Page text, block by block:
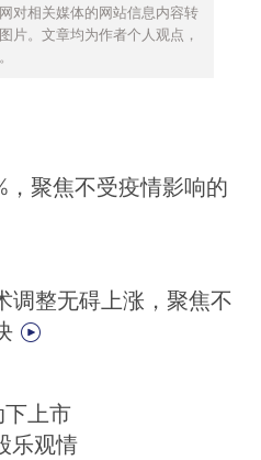
对相关媒体的网站信息内容转
片。文章均为作者个人观点，
聚焦不受疫情影响的
调整无碍上涨，聚焦不
下上市
乐观情